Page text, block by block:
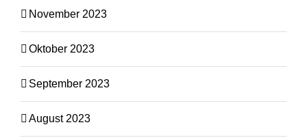
November 2023
Oktober 2023
September 2023
August 2023